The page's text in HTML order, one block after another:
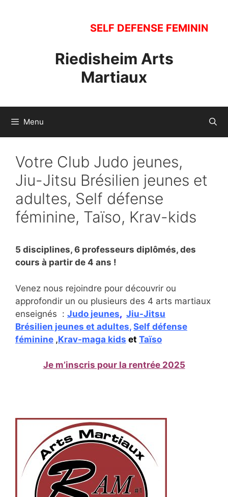
SELF DEFENSE
Riedisheim Arts
Martiaux
Menu
Votre Club Judo jeunes,
Jiu-Jitsu Brésilien jeunes et
adultes, Self défense
féminine, Taïso, Krav-kids
5 disciplines, 6 professeurs diplômés, des
cours à partir de 4 ans !
Venez nous rejoindre pour découvrir ou
approfondir un ou plusieurs des 4 arts martiaux
enseignés : Judo jeunes, Jiu-Jitsu
Brésilien jeunes et adultes, Self défense
féminine ,Krav-maga kids et Taïso
Je m’inscris pour la rentrée 2025